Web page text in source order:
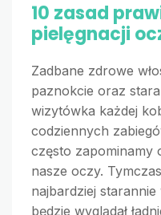
10 zasad
pielęgnacji
Zadbane zdrowe
paznokcie oraz
wizytówka każdej
codziennych
często zapominamy
nasze oczy.
najbardziej
będzie wyglądał